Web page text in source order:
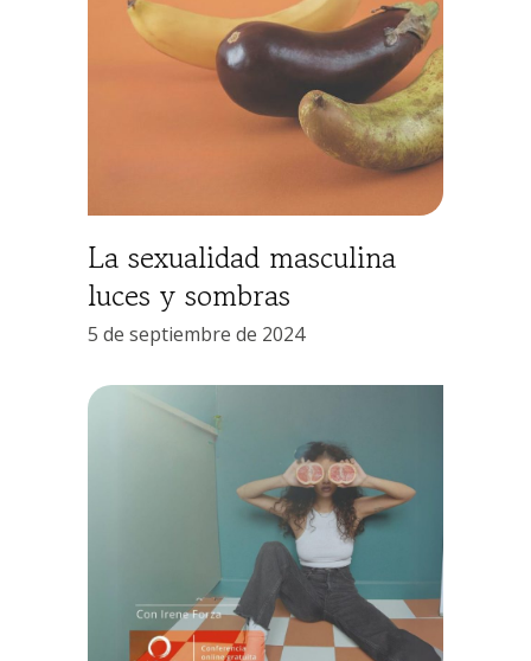
La sexualidad masculina
luces y sombras
5 de septiembre de 2024